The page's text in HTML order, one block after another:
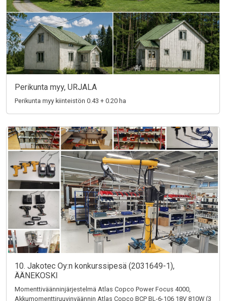
Perikunta myy, URJALA
Perikunta myy kiinteistön 0.43 + 0.20 ha
10. Jakotec Oy:n konkurssipesä (2031649-1),
ÄÄNEKOSKI
Momenttiväänninjärjestelmä Atlas Copco Power Focus 4000,
Akkumomenttiruuvinväännin Atlas Copco BCP BL-6-106 18V 810W (3